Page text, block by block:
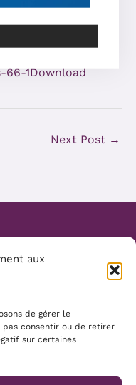
aux
de gérer le
pas consentir ou de retirer
sur certaines
66-1Download
Next Post →
Parmentier
Louves
Mentions :
Conditions générales
Mentions légales